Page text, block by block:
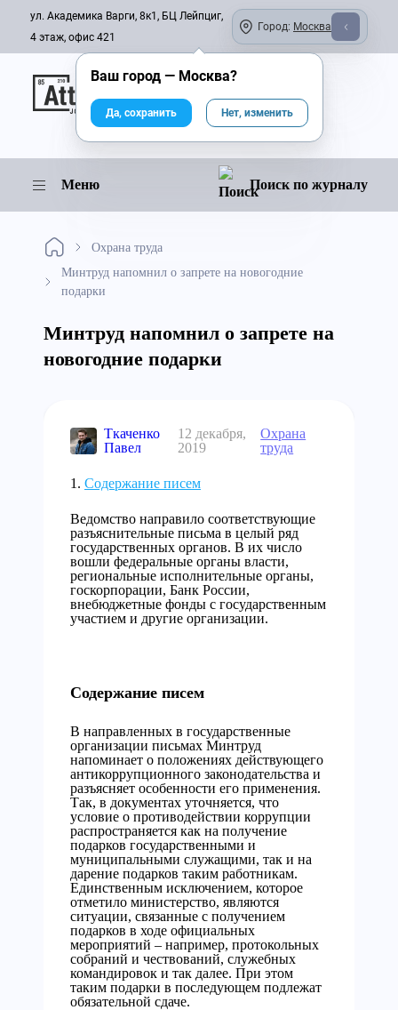
ул. Академика Варги, 8к1, БЦ Лейпциг,
4 этаж, офис 421
Город: Москва
Онлайн-журнал
Меню Поиск по журналу
Охрана труда
Минтруд напомнил о запрете на новогодние
подарки
Минтруд напомнил о запрете на
новогодние подарки
Ткаченко
Павел
12 декабря,
2019
Охрана
труда
Содержание писем
Ведомство направило соответствующие
разъяснительные письма в целый ряд
государственных органов. В их число
вошли федеральные органы власти,
региональные исполнительные органы,
госкорпорации, Банк России,
внебюджетные фонды с государственным
участием и другие организации.
Содержание писем
В направленных в государственные
организации письмах Минтруд
напоминает о положениях действующего
антикоррупционного законодательства и
разъясняет особенности его применения.
Так, в документах уточняется, что
условие о противодействии коррупции
распространяется как на получение
подарков государственными и
муниципальными служащими, так и на
дарение подарков таким работникам.
Единственным исключением, которое
отметило министерство, являются
ситуации, связанные с получением
подарков в ходе официальных
мероприятий – например, протокольных
собраний и чествований, служебных
командировок и так далее. При этом
таким подарки в последующем подлежат
обязательной сдаче.
Ваш город — Москва?
Да, сохранить Нет, изменить